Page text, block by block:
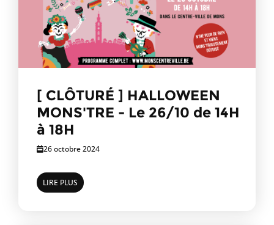
[ CLÔTURÉ ] HALLOWEEN
MONS'TRE - Le 26/10 de 14H
à 18H
26 octobre 2024
LIRE PLUS